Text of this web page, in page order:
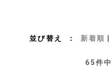
並び替え 新着順
65件中